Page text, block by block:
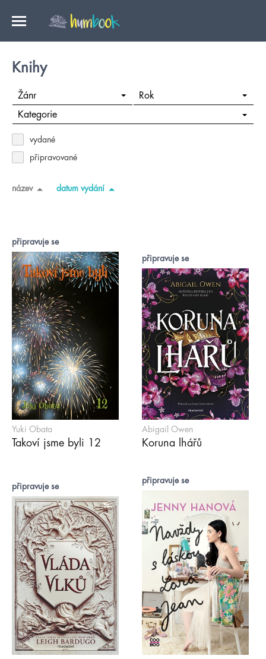
Knihy
Žánr Rok
Kategorie
vydané
připravované
název datum vydání
připravuje se
Yuki Obata
Takoví jsme byli 12
připravuje se
Abigail Owen
Koruna lhářů
připravuje se
připravuje se